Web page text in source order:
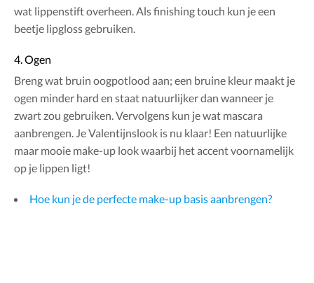
wat lippenstift overheen. Als finishing touch kun je een
beetje lipgloss gebruiken.
4. Ogen
Breng wat bruin oogpotlood aan; een bruine kleur maakt je
ogen minder hard en staat natuurlijker dan wanneer je
zwart zou gebruiken. Vervolgens kun je wat mascara
aanbrengen. Je Valentijnslook is nu klaar! Een natuurlijke
maar mooie make-up look waarbij het accent voornamelijk
op je lippen ligt!
Hoe kun je de perfecte make-up basis aanbrengen?